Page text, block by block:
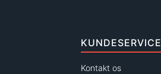
KUNDESERVICE
Kontakt os